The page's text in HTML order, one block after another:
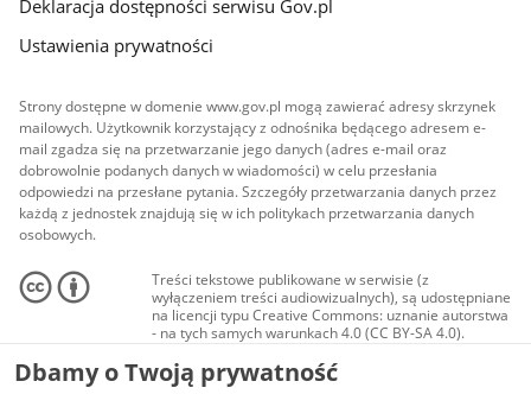
Deklaracja dostępności serwisu Gov.pl
Ustawienia prywatności
Strony dostępne w domenie www.gov.pl mogą zawierać adresy skrzynek
mailowych. Użytkownik korzystający z odnośnika będącego adresem e-
mail zgadza się na przetwarzanie jego danych (adres e-mail oraz
dobrowolnie podanych danych w wiadomości) w celu przesłania
odpowiedzi na przesłane pytania. Szczegóły przetwarzania danych przez
każdą z jednostek znajdują się w ich politykach przetwarzania danych
osobowych.
Treści tekstowe publikowane w serwisie (z
wyłączeniem treści audiowizualnych), są udostępniane
na licencji typu Creative Commons: uznanie autorstwa
- na tych samych warunkach 4.0 (CC BY-SA 4.0).
Materiały audiowizualne, w tym zdjęcia, materiały
audio i wideo, są udostępniane na licencji typu
Creative Commons: uznanie autorstwa użycie
Dbamy o Twoją prywatność